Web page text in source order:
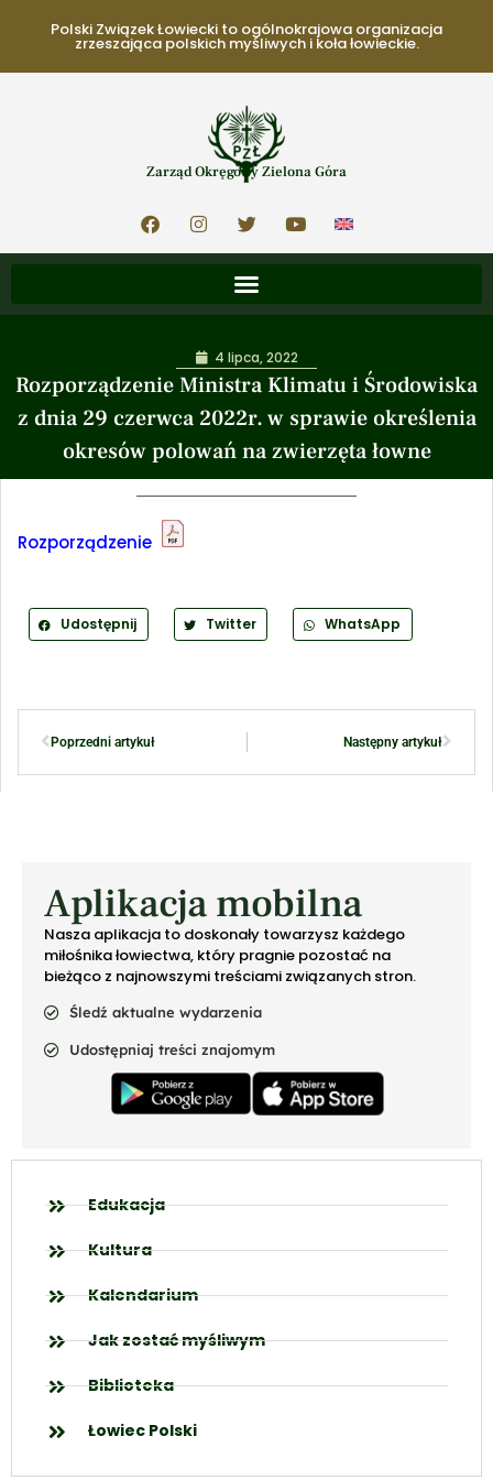
Polski Związek Łowiecki to ogólnokrajowa organizacja
zrzeszająca polskich myśliwych i koła łowieckie.
Zarząd Okręgowy Zielona Góra
Rozporządzenie Ministra Klimatu i Środowiska
z dnia 29 czerwca 2022r. w sprawie określenia
okresów polowań na zwierzęta łowne
4 lipca, 2022
Rozporządzenie
Udostępnij Twitter WhatsApp
Poprzedni artykuł Następny artykuł
Aplikacja mobilna
Nasza aplikacja to doskonały towarzysz każdego
miłośnika łowiectwa, który pragnie pozostać na
bieżąco z najnowszymi treściami związanych stron.
Śledź aktualne wydarzenia
Udostępniaj treści znajomym
Edukacja
Kultura
Kalendarium
Jak zostać myśliwym
Biblioteka
Łowiec Polski